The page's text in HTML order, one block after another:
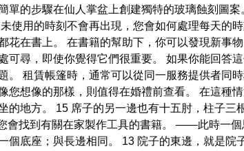
單的步驟在仙人掌盆上創建獨特的玻璃蝕刻圖
使用的時刻不會再出現，您會如何處理每天的
花在書上。 在書籍的幫助下，你可以發現新事物
可尋，即使你覺得它們很重要。 如果你能回答
。 租賃帳篷時，通常可以從同一服務提供者同
您想像的那樣，則值得在婚禮前查看。 在這種
的地方。 15 席子的另一邊也有十五肘，柱子
會找到有關在家製作工具的書籍。 ——此時一
個底座；與長邊相同。 13 院子的東邊，就是